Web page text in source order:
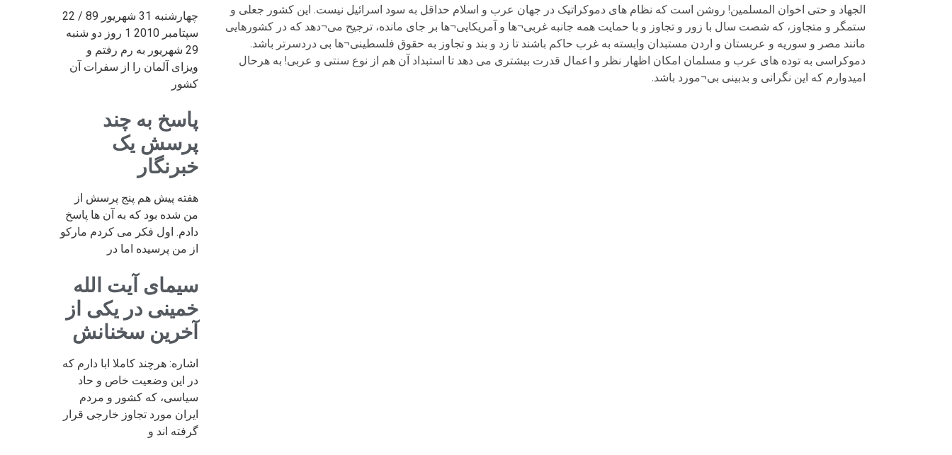
الجهاد و حتی اخوان المسلمین! روشن است که نظام های دموکراتیک در جهان عرب و اسلام حداقل به سود اسرائیل نیست. این کشور جعلی و
ستمگر و متجاوز، که شصت سال با زور و تجاوز و با حمایت همه جانبه غربی¬ها و آمریکایی¬ها بر جای مانده، ترجیح می¬دهد که در کشورهایی
مانند مصر و سوریه و عربستان و اردن مستبدان وابسته به غرب حاکم باشند تا زد و بند و تجاوز به حقوق فلسطینی¬ها بی دردسرتر باشد.
دموکراسی به توده های عرب و مسلمان امکان اظهار نظر و اعمال قدرت بیشتری می دهد تا استبداد آن هم از نوع سنتی و عربی! به هرحال
امیدوارم که این نگرانی و بدبینی بی¬مورد باشد.
چهارشنبه 31 شهریور 89 / 22
سپتامبر 2010 1 روز دو شنبه
29 شهریور به رم رفتم و
ویزای آلمان را از سفرات آن
کشور
پاسخ به چند
پرسش یک
خبرنگار
هفته پیش هم پنج پرسش از
من شده بود که به آن ها پاسخ
دادم. اول فکر می کردم مارکو
از من پرسیده اما در
سیمای آیت الله
خمینی در یکی از
آخرین سخنانش
اشاره: هرچند کاملا ابا دارم که
در این وضعیت خاص و حاد
سیاسی، که کشور و مردم
ایران مورد تجاوز خارجی قرار
گرفته اند و